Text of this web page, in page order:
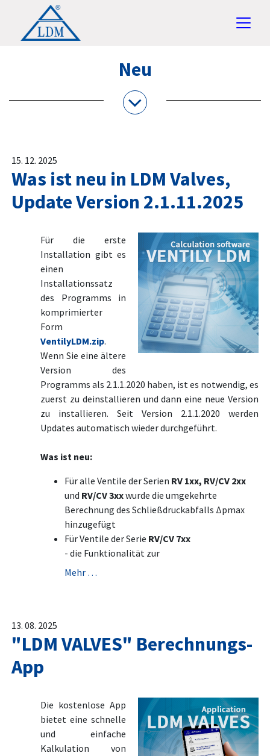
Neu
15. 12. 2025
Was ist neu in LDM Valves,
Update Version 2.1.11.2025
Für die erste
Installation gibt es
einen
Installationssatz
des Programms in
komprimierter
Form
VentilyLDM.zip.
Wenn Sie eine ältere
Version des
Programms als 2.1.1.2020 haben, ist es notwendig, es
zuerst zu deinstallieren und dann eine neue Version
zu installieren. Seit Version 2.1.1.2020 werden
Updates automatisch wieder durchgeführt.
Was ist neu:
Für alle Ventile der Serien RV 1xx, RV/CV 2xx
und RV/CV 3xxwurde die umgekehrte
Berechnung des Schließdruckabfalls Δpmax
hinzugefügt
Für Ventile der Serie RV/CV 7xx
- die Funktionalität zur
Mehr …
13. 08. 2025
"LDM VALVES" Berechnungs-
App
Die kostenlose App
bietet eine schnelle
und einfache
Kalkulation von